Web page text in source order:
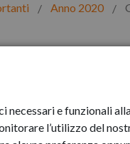
e funzionali
l’utilizzo del
Anno 2020